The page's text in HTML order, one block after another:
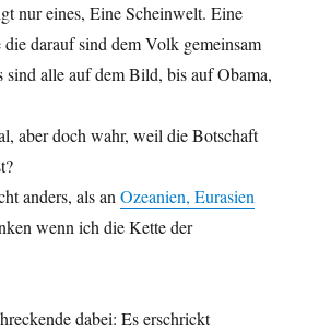
nur eines, Eine Scheinwelt. Eine
darauf sind dem Volk gemeinsam
sind alle auf dem Bild, bis auf Obama,
aber doch wahr, weil die Botschaft
anders, als anOzeanien, Eurasien
wenn ich die Kette der
dabei: Es erschrickt